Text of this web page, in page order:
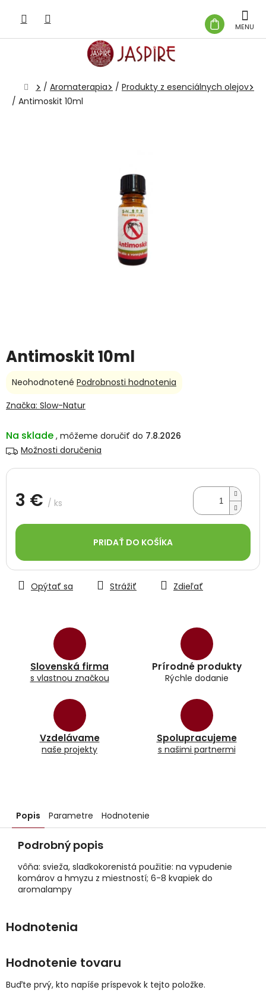
obsah
KOŠÍK
Domov
/ Aromaterapia / Produkty z esenciálnych olejov
/ Antimoskit 10ml
Antimoskit 10ml
Na sklade
7.8.2026
Možnosti doručenia
3 € / ks
cena:
PRIDAŤ DO KOŠÍKA
Slovenská firma
s vlastnou značkou
Prírodné produkty
Rýchle dodanie
Vzdelávame
naše projekty
Spolupracujeme
s našimi partnermi
Opýtať sa Strážiť Zdieľať
Priemerné
produktu
z
5
Neohodnotené Podrobnosti hodnotenia
Značka: Slow-Natur
Popis Parametre Hodnotenie
Podrobný popis
vôňa: svieža, sladkokorenistá použitie: na vypudenie
komárov a hmyzu z miestností; 6-8 kvapiek do
aromalampy
Hodnotenie tovaru
Buďte prvý, kto napíše príspevok k tejto položke.